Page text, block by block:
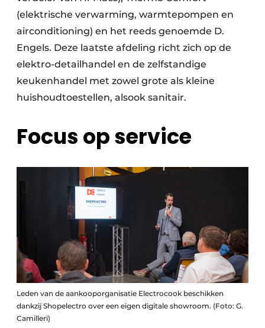
(elektrische verwarming, warmtepompen en
airconditioning) en het reeds genoemde D.
Engels. Deze laatste afdeling richt zich op de
elektro-detailhandel en de zelfstandige
keukenhandel met zowel grote als kleine
huishoudtoestellen, alsook sanitair.
Focus op service
Leden van de aankooporganisatie Electrocook beschikken
dankzij Shopelectro over een eigen digitale showroom. (Foto: G.
Camilleri)